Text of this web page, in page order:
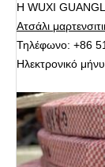
Η WUXI
Ατσάλι
Τηλέφωνο: +86
Ηλεκτρονικό